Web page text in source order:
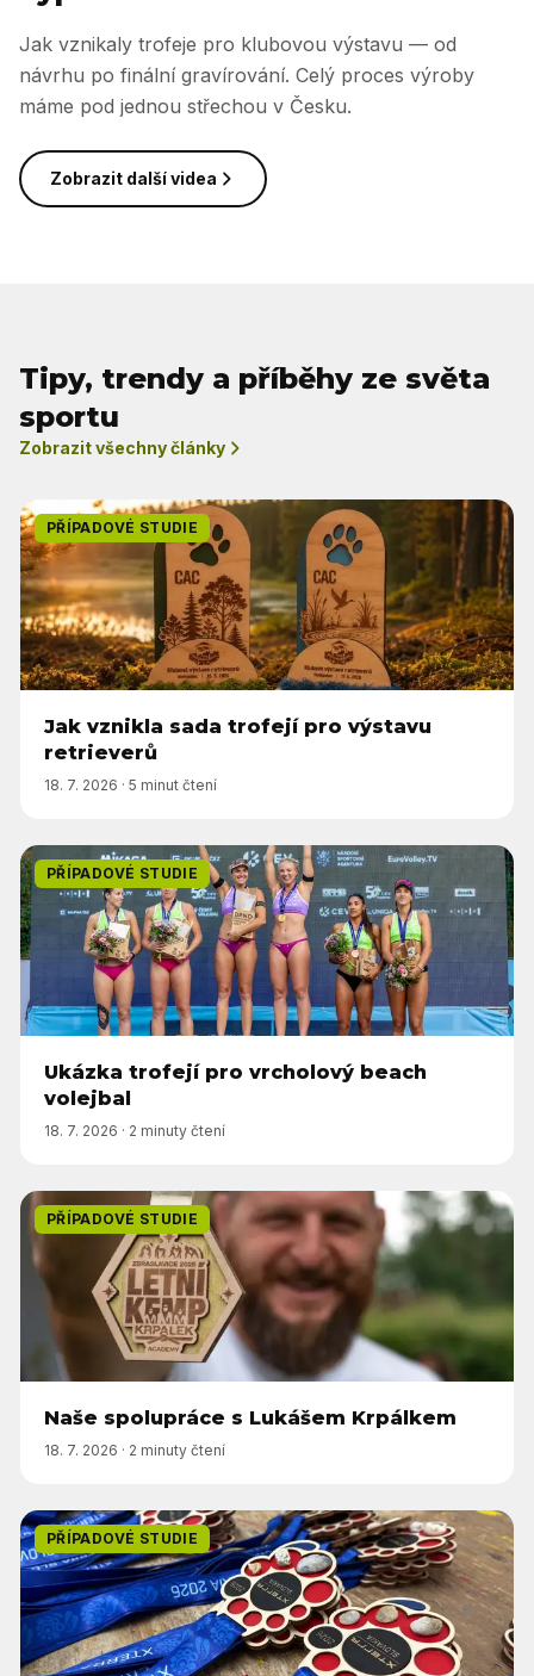
Jak vznikaly trofeje pro klubovou výstavu — od
návrhu po finální gravírování. Celý proces výroby
máme pod jednou střechou v Česku.
Zobrazit další videa
Tipy, trendy a příběhy ze světa
sportu
Zobrazit všechny články
PŘÍPADOVÉ STUDIE
Jak vznikla sada trofejí pro výstavu
retrieverů
18. 7. 2026 · 5 minut čtení
PŘÍPADOVÉ STUDIE
Ukázka trofejí pro vrcholový beach
volejbal
18. 7. 2026 · 2 minuty čtení
PŘÍPADOVÉ STUDIE
Naše spolupráce s Lukášem Krpálkem
18. 7. 2026 · 2 minuty čtení
PŘÍPADOVÉ STUDIE